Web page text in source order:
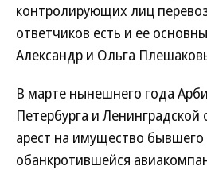
контролирующих лиц
ответчиков есть и ее
Александр и Ольга
В марте нынешнего года
Петербурга и
арест на имущество бывшего
обанкротившейся